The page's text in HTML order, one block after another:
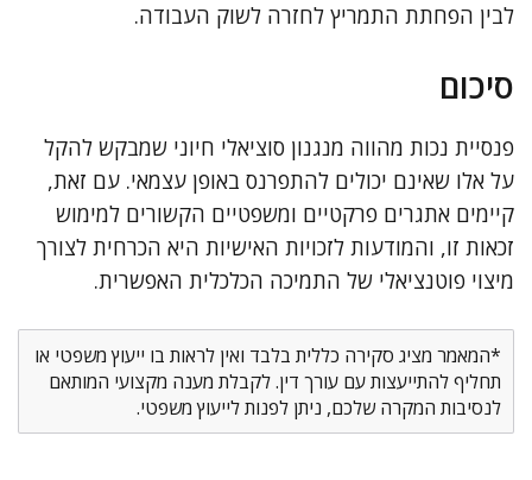
לבין הפחתת התמריץ לחזרה לשוק העבודה.
סיכום
פנסיית נכות מהווה מנגנון סוציאלי חיוני שמבקש להקל
על אלו שאינם יכולים להתפרנס באופן עצמאי. עם זאת,
קיימים אתגרים פרקטיים ומשפטיים הקשורים למימוש
זכאות זו, והמודעות לזכויות האישיות היא הכרחית לצורך
מיצוי פוטנציאלי של התמיכה הכלכלית האפשרית.
*המאמר מציג סקירה כללית בלבד ואין לראות בו ייעוץ משפטי או
תחליף להתייעצות עם עורך דין. לקבלת מענה מקצועי המותאם
לנסיבות המקרה שלכם, ניתן לפנות לייעוץ משפטי.